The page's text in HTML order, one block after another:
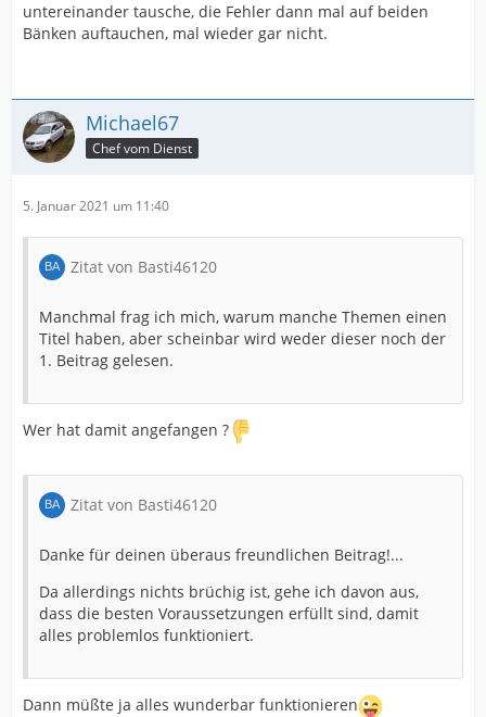
untereinander tausche, die Fehler dann mal auf beiden
Bänken auftauchen, mal wieder gar nicht.
Michael67
Chef vom Dienst
5. Januar 2021 um 11:40
Zitat von Basti46120
Manchmal frag ich mich, warum manche Themen einen
Titel haben, aber scheinbar wird weder dieser noch der
1. Beitrag gelesen.
Wer hat damit angefangen ?
Zitat von Basti46120
Danke für deinen überaus freundlichen Beitrag!...
Da allerdings nichts brüchig ist, gehe ich davon aus,
dass die besten Voraussetzungen erfüllt sind, damit
alles problemlos funktioniert.
Dann müßte ja alles wunderbar funktionieren